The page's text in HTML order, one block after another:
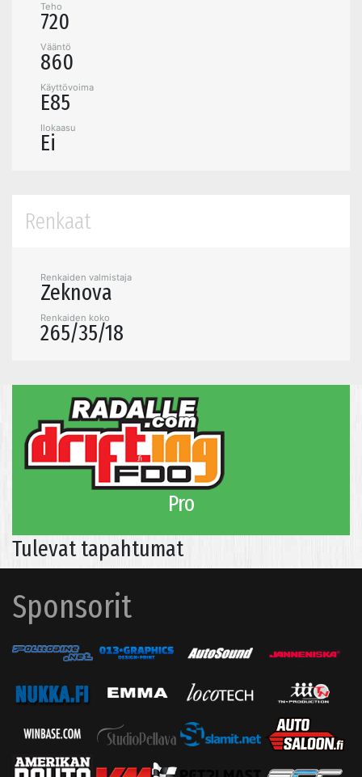
Teho
720
Vääntö
860
Käyttövoima
E85
Ilokaasu
Ei
Renkaat
Renkaiden valmistaja
Zeknova
Renkaiden koko
265/35/18
Pro
Tulevat tapahtumat
Sponsorit